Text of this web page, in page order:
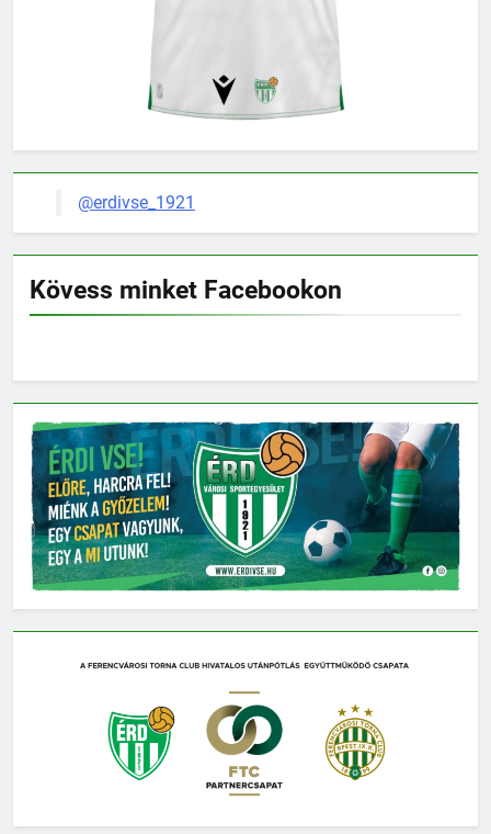
@erdivse_1921
Kövess minket Facebookon